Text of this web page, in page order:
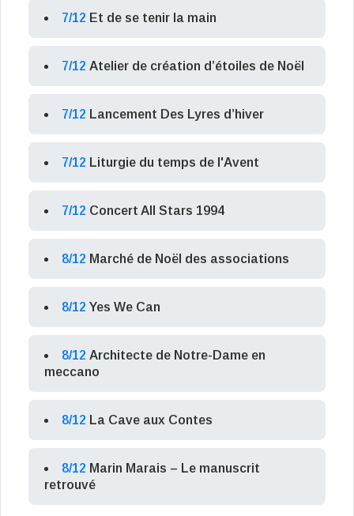
7/12 Et de se tenir la main
7/12 Atelier de création d’étoiles de Noël
7/12 Lancement Des Lyres d’hiver
7/12 Liturgie du temps de l'Avent
7/12 Concert All Stars 1994
8/12 Marché de Noël des associations
8/12 Yes We Can
8/12 Architecte de Notre-Dame en
meccano
8/12 La Cave aux Contes
8/12 Marin Marais – Le manuscrit
retrouvé